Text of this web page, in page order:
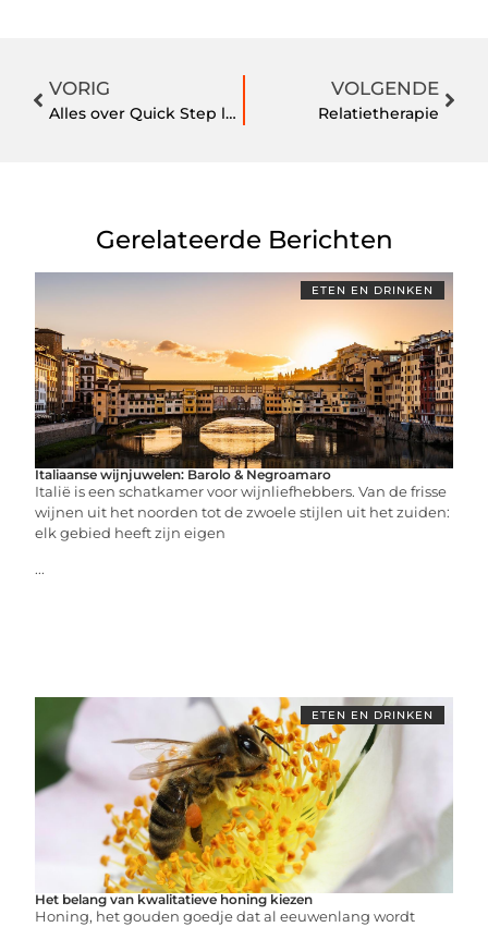
VORIG
Alles over Quick Step laminaat, vinyl en parket
VOLGENDE
Relatietherapie
Gerelateerde Berichten
ETEN EN DRINKEN
Italiaanse wijnjuwelen: Barolo & Negroamaro
Italië is een schatkamer voor wijnliefhebbers. Van de frisse
wijnen uit het noorden tot de zwoele stijlen uit het zuiden:
elk gebied heeft zijn eigen
...
ETEN EN DRINKEN
Het belang van kwalitatieve honing kiezen
Honing, het gouden goedje dat al eeuwenlang wordt